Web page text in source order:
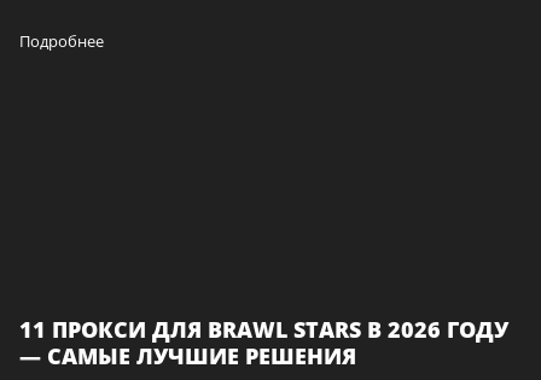
Подробнее
11 ПРОКСИ ДЛЯ BRAWL STARS В 2026 ГОДУ
— САМЫЕ ЛУЧШИЕ РЕШЕНИЯ